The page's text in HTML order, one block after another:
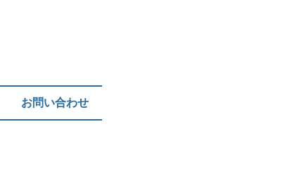
お問い合わせ